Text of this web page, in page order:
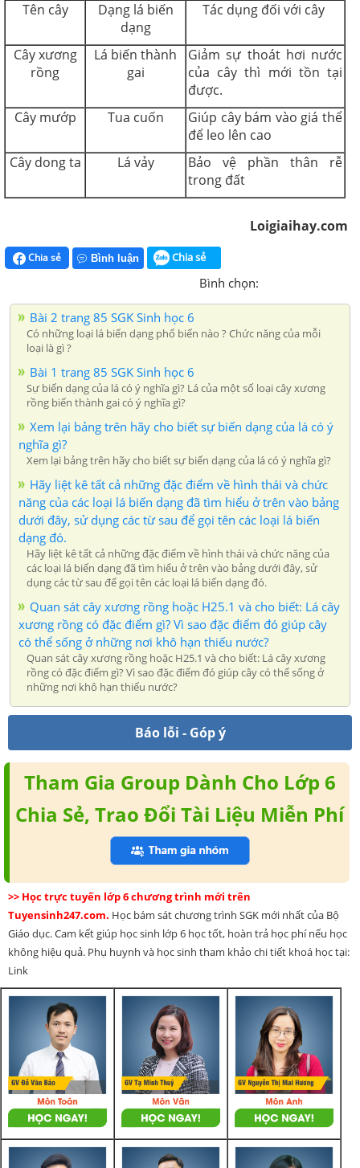
Tên cây
Dạng lá biến
dạng
Tác dụng đối với cây
Cây xương
rồng
Lá biến thành
gai
Giảm sự thoát hơi nước
của cây thì mới tồn tại
được.
Cây mướp
Tua cuốn
Giúp cây bám vào giá thể
để leo lên cao
Cây dong ta
Lá vảy
Bảo vệ phần thân rễ
trong đất
Loigiaihay.com
Chia sẻ Bình luận Chia sẻ
Bình chọn:
Bài 2 trang 85 SGK Sinh học 6
Có những loại lá biến dạng phổ biến nào ? Chức năng của mỗi
loại là gì ?
Bài 1 trang 85 SGK Sinh học 6
Sự biến dạng của lá có ý nghĩa gì? Lá của một số loại cây xương
rồng biến thành gai có ý nghĩa gì?
Xem lại bảng trên hãy cho biết sự biến dạng của lá có ý
nghĩa gì?
Xem lại bảng trên hãy cho biết sự biến dạng của lá có ý nghĩa gì?
Hãy liệt kê tất cả những đặc điểm về hình thái và chức
năng của các loại lá biến dạng đã tìm hiểu ở trên vào bảng
dưới đây, sử dụng các từ sau để gọi tên các loại lá biến
dạng đó.
Hãy liệt kê tất cả những đặc điểm về hình thái và chức năng của
các loại lá biến dạng đã tìm hiểu ở trên vào bảng dưới đây, sử
dụng các từ sau để gọi tên các loại lá biến dạng đó.
Quan sát cây xương rồng hoặc H25.1 và cho biết: Lá cây
xương rồng có đặc điểm gì? Vì sao đặc điểm đó giúp cây
có thể sống ở những nơi khô hạn thiếu nước?
Quan sát cây xương rồng hoặc H25.1 và cho biết: Lá cây xương
rồng có đặc điểm gì? Vì sao đặc điểm đó giúp cây có thể sống ở
những nơi khô hạn thiếu nước?
Báo lỗi - Góp ý
Tham Gia Group Dành Cho Lớp 6
Chia Sẻ, Trao Đổi Tài Liệu Miễn Phí
>> Học trực tuyến lớp 6 chương trình mới trên
Tuyensinh247.com. Học bám sát chương trình SGK mới nhất của Bộ
Giáo dục. Cam kết giúp học sinh lớp 6 học tốt, hoàn trả học phí nếu học
không hiệu quả. Phụ huynh và học sinh tham khảo chi tiết khoá học tại:
Link